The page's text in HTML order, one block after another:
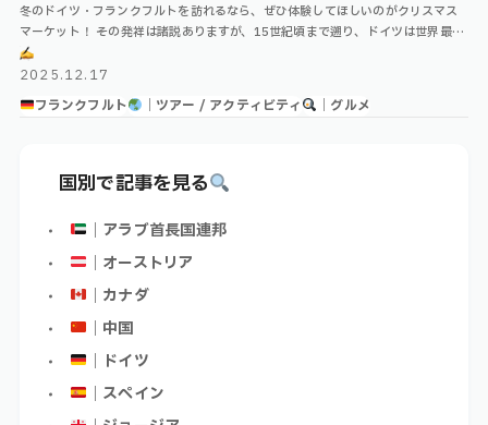
冬のドイツ・フランクフルトを訪れるなら、ぜひ体験してほしいのがクリスマス
マーケット！ その発祥は諸説ありますが、15世紀頃まで遡り、ドイツは世界最古
のクリスマスマーケット文化を持つ国の1つとして知られています。 中でも国 …
2025.12.17
フランクフルト
｜ツアー / アクティビティ ｜グルメ
国別で記事を見る
｜アラブ首長国連邦
｜オーストリア
｜カナダ
｜中国
｜ドイツ
｜スペイン